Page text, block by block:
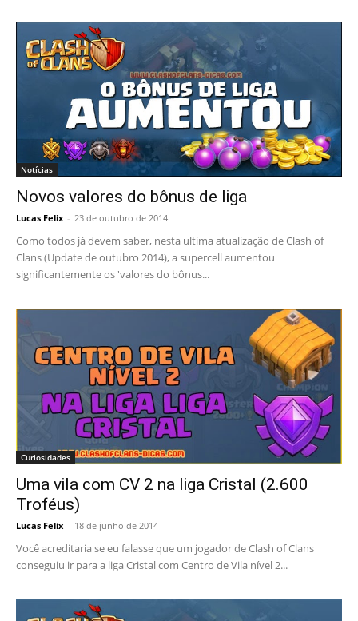
Notícias
Novos valores do bônus de liga
Lucas Felix - 23 de outubro de 2014
Como todos já devem saber, nesta ultima atualização de Clash of
Clans (Update de outubro 2014), a supercell aumentou
significantemente os 'valores do bônus...
Curiosidades
Uma vila com CV 2 na liga Cristal (2.600
Troféus)
Lucas Felix - 18 de junho de 2014
Você acreditaria se eu falasse que um jogador de Clash of Clans
conseguiu ir para a liga Cristal com Centro de Vila nível 2...